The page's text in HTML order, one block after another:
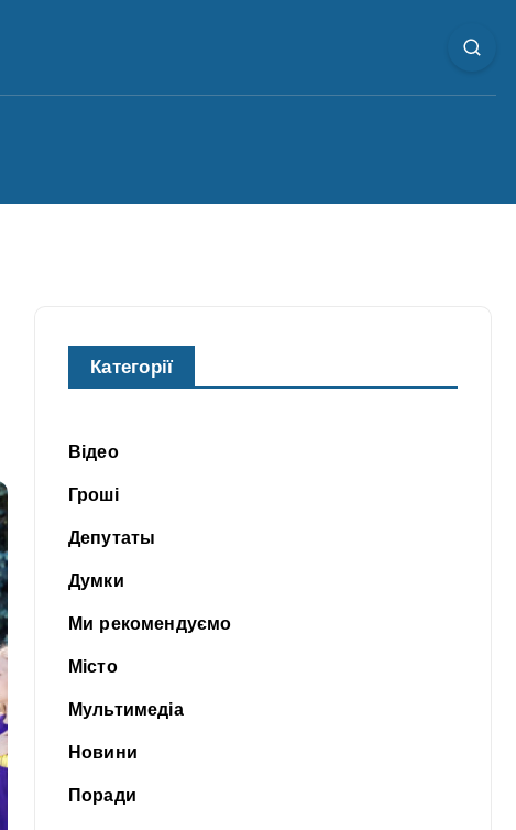
Категорії
Відео
Гроші
Депутаты
Думки
Ми рекомендуємо
Місто
Мультимедіа
Новини
Поради